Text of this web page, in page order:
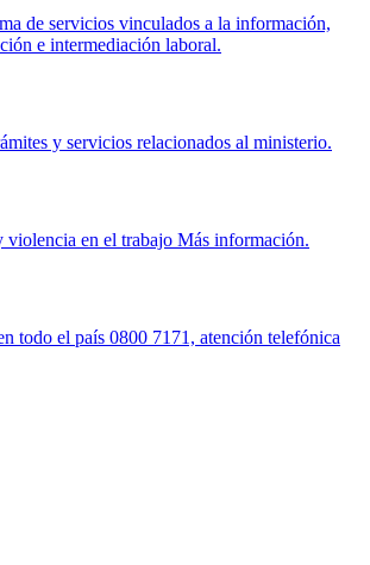
de servicios vinculados a la información,
e intermediación laboral.
y servicios relacionados al ministerio.
violencia en el trabajo Más información.
todo el país 0800 7171, atención telefónica